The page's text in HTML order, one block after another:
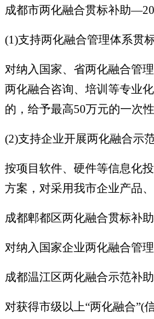
成都市两化融合贯标补助
(1)支持两化融合管理体系贯
对纳入国家、省两化融合管
两化融合咨询、培训等专业
的，给予最高50万元的一次性
(2)支持企业开展两化融合示
按项目软件、硬件等信息化
方案，对采用我市企业产品
成都郫都区两化融合贯标补
对纳入国家企业两化融合管
成都温江区两化融合示范补
对获得市级以上“两化融合”(